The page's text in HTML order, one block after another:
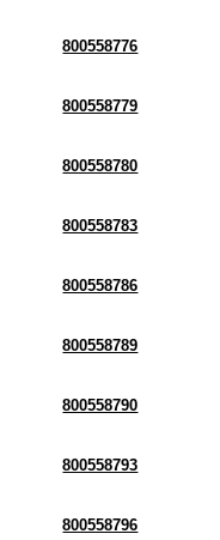
800558776
800558779
800558780
800558783
800558786
800558789
800558790
800558793
800558796